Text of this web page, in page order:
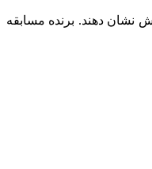
نشان دهند. برنده مسابقه